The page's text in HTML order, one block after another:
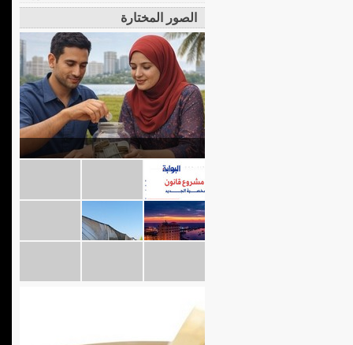
الصور المختارة